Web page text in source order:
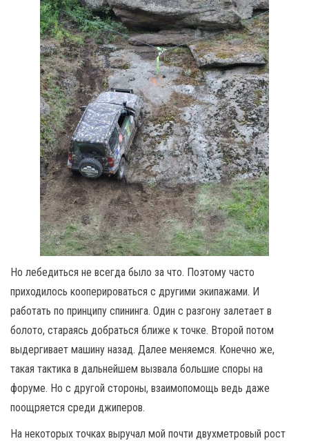
Но лебедиться не всегда было за что. Поэтому часто
приходилось кооперироваться с другими экипажами. И
работать по принципу спининга. Один с разгону залетает в
болото, стараясь добраться ближе к точке. Второй потом
выдергивает машину назад. Далее меняемся. Конечно же,
такая тактика в дальнейшем вызвала большие споры на
форуме. Но с другой стороны, взаимопомощь ведь даже
поощряется среди джиперов.
На некоторых точках выручал мой почти двухметровый рост